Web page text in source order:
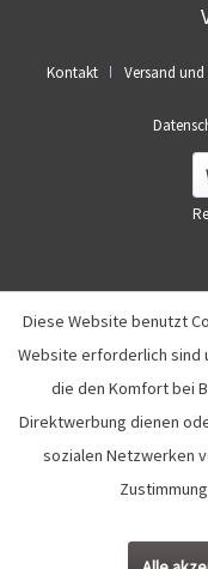
Kontakt Versand
Diese Website benutzt
Website erforderlich sind
die den Komfort bei
Direktwerbung dienen
sozialen Netzwerken